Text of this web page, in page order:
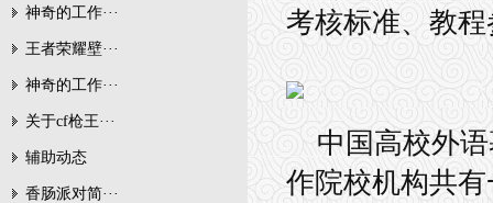
神奇的工作···
王者荣耀壁···
神奇的工作···
关于cf枪王···
辅助动态
香肠派对简···
考核标准、教
中国高校外
作院校机构共